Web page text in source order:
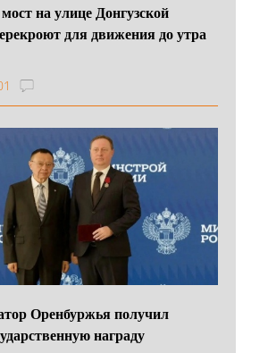
на улице Донгузской
для движения до утра
Оренбуржья получил
награду